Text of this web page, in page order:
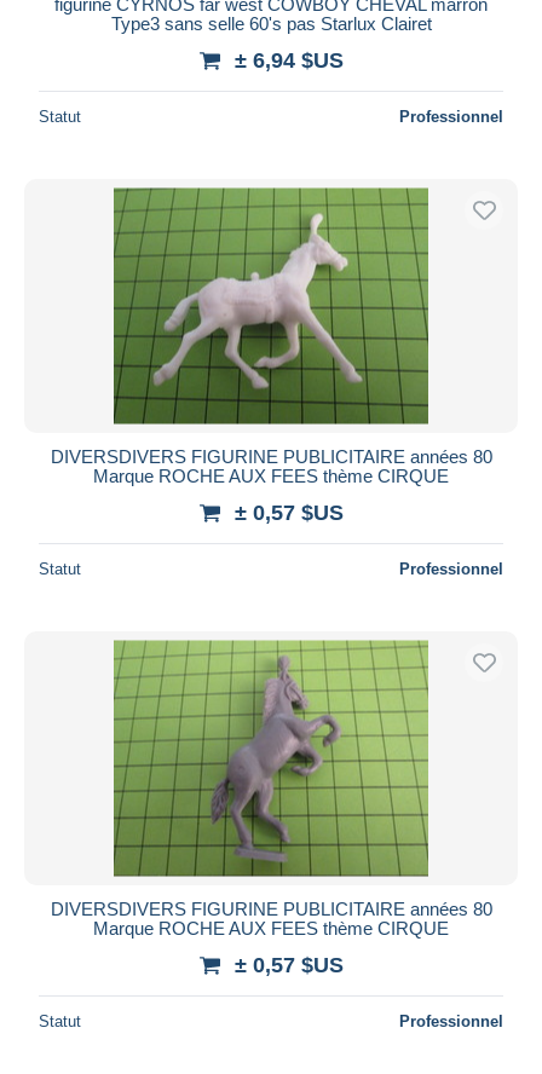
Type3 sans selle 60's pas Starlux Clairet
± 6,94 $US
Statut Professionnel
DIVERSDIVERS FIGURINE PUBLICITAIRE années 80
Marque ROCHE AUX FEES thème CIRQUE
± 0,57 $US
Statut Professionnel
DIVERSDIVERS FIGURINE PUBLICITAIRE années 80
Marque ROCHE AUX FEES thème CIRQUE
± 0,57 $US
Statut Professionnel